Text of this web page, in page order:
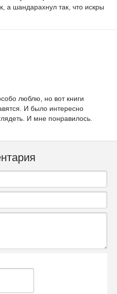
а шандарахнул так, что искры
люблю, но вот книги
И было интересно
И мне понравилось.